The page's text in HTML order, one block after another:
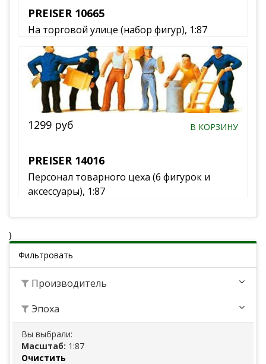
PREISER 10665
На торговой улице (набор фигур), 1:87
PREISER 14016
Персонал товарного цеха (6 фигурок и
аксессуары), 1:87
1299 руб В КОРЗИНУ
}
Фильтровать
Производитель
Эпоха
Вы выбрали:
Масштаб: 1:87
Очистить